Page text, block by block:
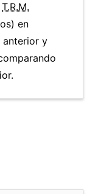
T.R.M.
en
anterior y